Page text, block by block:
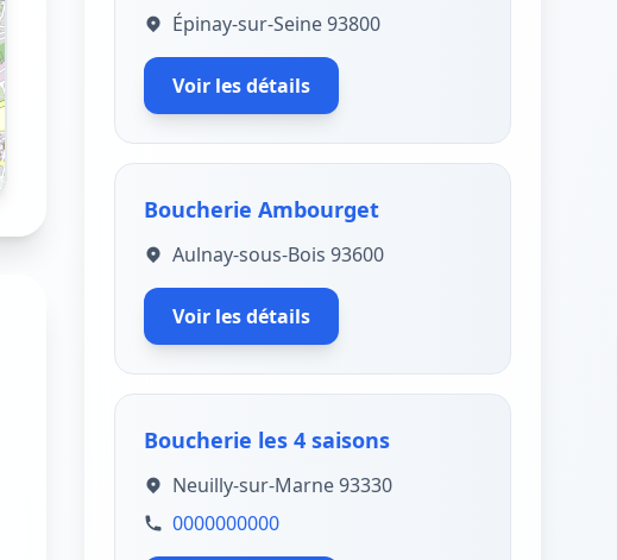
Épinay-sur-Seine 93800
Voir les détails
Boucherie Ambourget
Aulnay-sous-Bois 93600
Voir les détails
Boucherie les 4 saisons
Neuilly-sur-Marne 93330
0000000000